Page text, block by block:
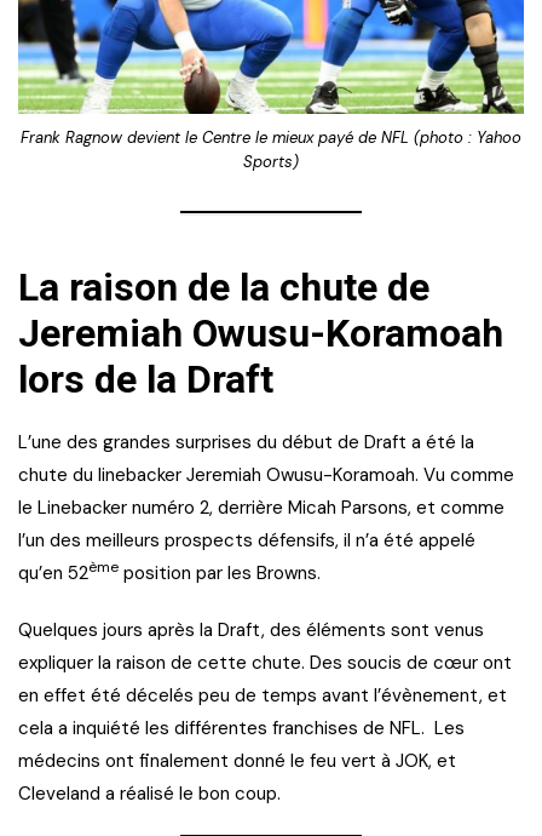
Frank Ragnow devient le Centre le mieux payé de NFL (photo : Yahoo
Sports)
La raison de la chute de
Jeremiah Owusu-Koramoah
lors de la Draft
L’une des grandes surprises du début de Draft a été la
chute du linebacker Jeremiah Owusu-Koramoah. Vu comme
le Linebacker numéro 2, derrière Micah Parsons, et comme
l’un des meilleurs prospects défensifs, il n’a été appelé
qu’en 52ème position par les Browns.
Quelques jours après la Draft, des éléments sont venus
expliquer la raison de cette chute. Des soucis de cœur ont
en effet été décelés peu de temps avant l’évènement, et
cela a inquiété les différentes franchises de NFL. Les
médecins ont finalement donné le feu vert à JOK, et
Cleveland a réalisé le bon coup.